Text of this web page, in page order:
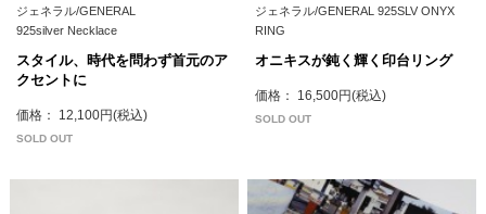
ジェネラル/GENERAL
925silver Necklace
スタイル、時代を問わず首元のア
クセントに
価格： 12,100円(税込)
SOLD OUT
ジェネラル/GENERAL 925SLV ONYX
RING
オニキスが鈍く輝く印台リング
価格： 16,500円(税込)
SOLD OUT